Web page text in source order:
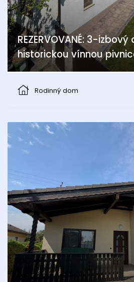
REZERVOVANÉ: 3-
historickou vínnou
Rodinný dom